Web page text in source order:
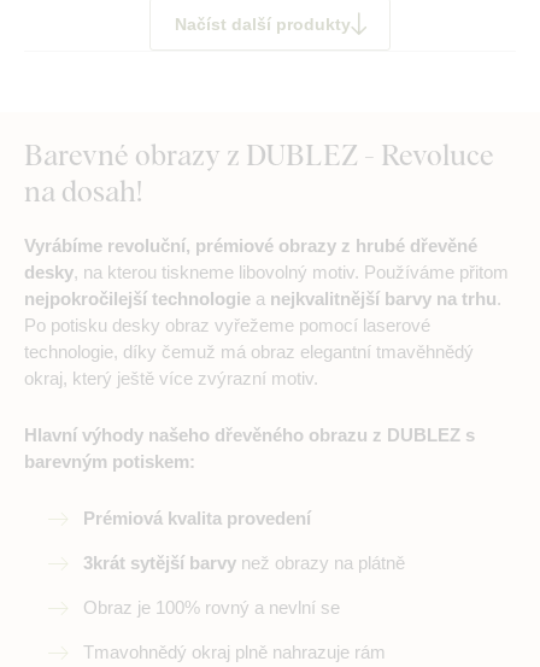
Načíst další produkty
Barevné obrazy z DUBLEZ - Revoluce
na dosah!
Vyrábíme revoluční, prémiové obrazy z hrubé dřevěné
desky, na kterou tiskneme libovolný motiv. Používáme přitom
nejpokročilejší technologie a nejkvalitnější barvy na trhu.
Po potisku desky obraz vyřežeme pomocí laserové
technologie, díky čemuž má obraz elegantní tmavěhnědý
okraj, který ještě více zvýrazní motiv.
Hlavní výhody našeho dřevěného obrazu z DUBLEZ s
barevným potiskem:
Prémiová kvalita provedení
3krát sytější barvy než obrazy na plátně
Obraz je 100% rovný a nevlní se
Tmavohnědý okraj plně nahrazuje rám